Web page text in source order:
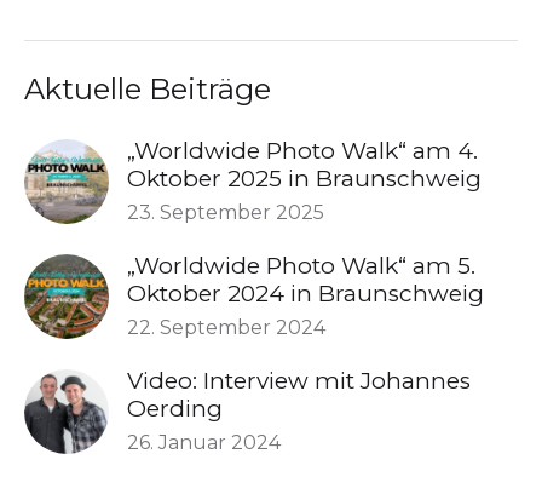
Aktuelle Beiträge
„Worldwide Photo Walk“ am 4.
Oktober 2025 in Braunschweig
23. September 2025
„Worldwide Photo Walk“ am 5.
Oktober 2024 in Braunschweig
22. September 2024
Video: Interview mit Johannes
Oerding
26. Januar 2024